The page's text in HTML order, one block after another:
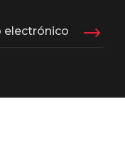
electrónico